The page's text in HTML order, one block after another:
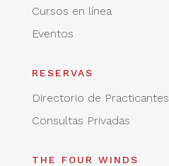
Cursos en línea
Eventos
RESERVAS
Directorio de Practicantes
Consultas Privadas
THE FOUR WINDS